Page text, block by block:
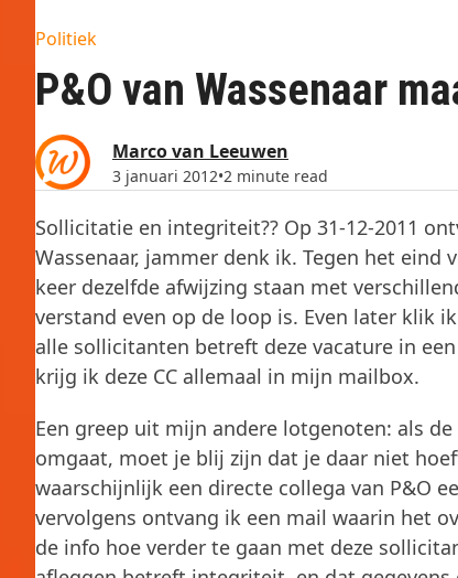
Politiek
P&O van Wassenaar
Marco van Leeuwen
3 januari 2012•2 minute read
Sollicitatie en integriteit?? Op 31-12-2011
Wassenaar, jammer denk ik. Tegen het
keer dezelfde afwijzing staan met
verstand even op de loop is. Even later klik
alle sollicitanten betreft deze vacature in
krijg ik deze CC allemaal in mijn mailbox.
Een greep uit mijn andere lotgenoten: als
omgaat, moet je blij zijn dat je daar niet
waarschijnlijk een directe collega van P&O
vervolgens ontvang ik een mail waarin het
de info hoe verder te gaan met deze